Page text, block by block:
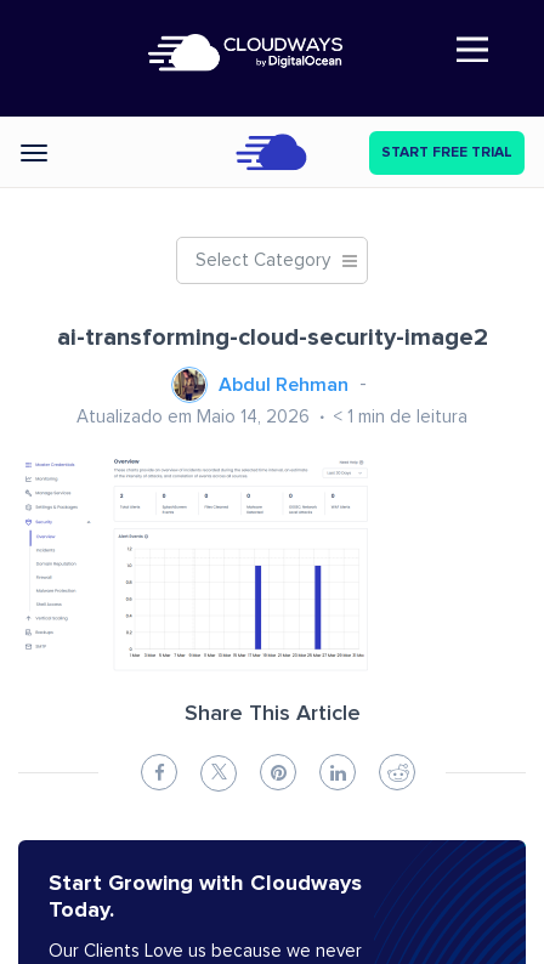
Abre a navegação
Categories START FREE TRIAL
Select Category
ai-transforming-cloud-security-image2
Abdul Rehman
Atualizado em Maio 14, 2026 < 1 min de leitura
Share This Article
Start Growing with Cloudways
Today.
Our Clients Love us because we never